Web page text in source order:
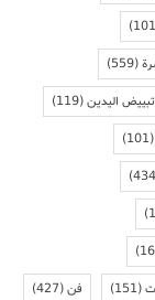
(559)
تبييض اليدين(119)
(101)
(151) فن(427)